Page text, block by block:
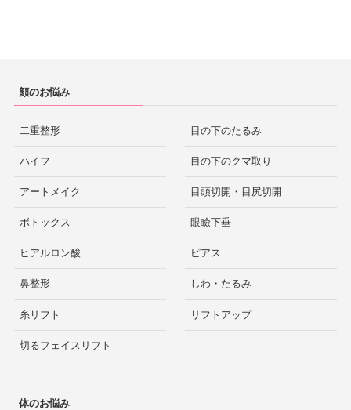
顔のお悩み
二重整形
ハイフ
アートメイク
ボトックス
ヒアルロン酸
鼻整形
糸リフト
切るフェイスリフト
目の下のたるみ
目の下のクマ取り
目頭切開・目尻切開
眼瞼下垂
ピアス
しわ・たるみ
リフトアップ
体のお悩み